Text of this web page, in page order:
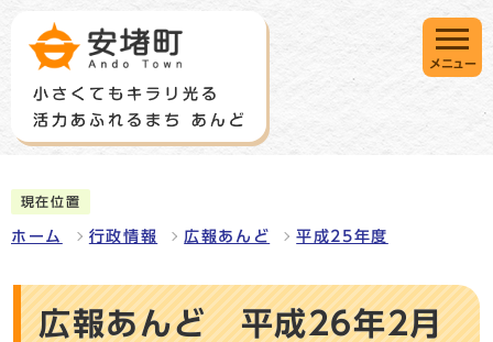
メニュー
現在位置
ホーム 行政情報 広報あんど 平成25年度
広報あんど 平成26年2月